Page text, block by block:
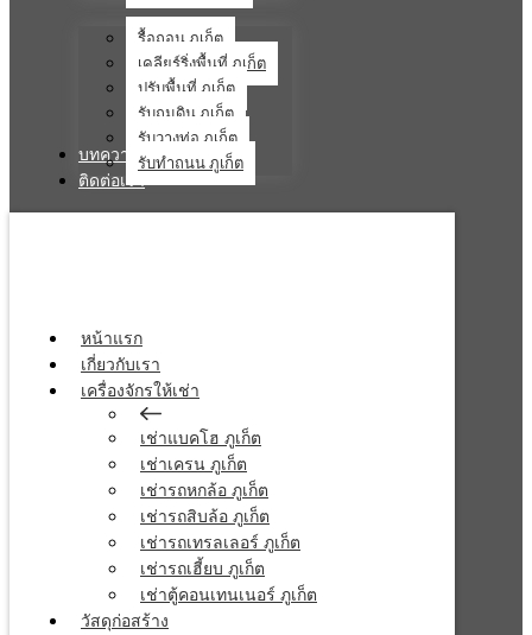
รื้อถอน ภูเก็ต
เคลียร์ริ่งพื้นที่ ภูเก็ต
ปรับพื้นที่ ภูเก็ต
รับถมดิน ภูเก็ต
รับวางท่อ ภูเก็ต
รับทำถนน ภูเก็ต
บทความ
ติดต่อเรา
หน้าแรก
เกี่ยวกับเรา
เครื่องจักรให้เช่า
เช่าแบคโฮ ภูเก็ต
เช่าเครน ภูเก็ต
เช่ารถหกล้อ ภูเก็ต
เช่ารถสิบล้อ ภูเก็ต
เช่ารถเทรลเลอร์ ภูเก็ต
เช่ารถเฮี้ยบ ภูเก็ต
เช่าตู้คอนเทนเนอร์ ภูเก็ต
วัสดุก่อสร้าง